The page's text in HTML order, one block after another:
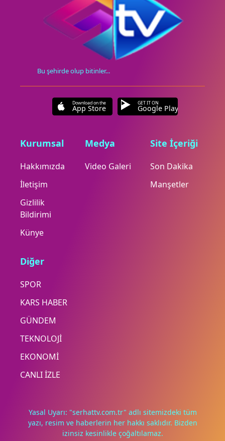
Bu şehirde olup bitinler...
Download on the
App Store
GET IT ON
Google Play
Kurumsal
Hakkımızda
İletişim
Gizlilik
Bildirimi
Künye
Medya
Video Galeri
Site İçeriği
Son Dakika
Manşetler
Diğer
SPOR
KARS HABER
GÜNDEM
TEKNOLOJİ
EKONOMİ
CANLI İZLE
Yasal Uyarı: "serhattv.com.tr" adlı sitemizdeki tüm
yazı, resim ve haberlerin her hakkı saklıdır. Bizden
izinsiz kesinlikle çoğaltılamaz.